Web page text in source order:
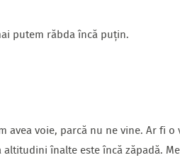
putem răbda încă puțin.
avea voie, parcă nu ne vine. Ar fi
înalte este încă zăpadă.